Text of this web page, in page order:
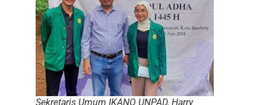
Sekretaris Umum IKANO UNPAD, Harry